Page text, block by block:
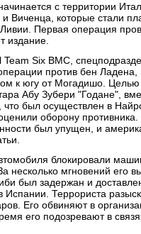
с территории
Виченца, которые стали
Первая операция
издание.
Six ВМС,
против бен Ладена,
к югу от Могадишо. Целью
Абу Зубери "Годане",
был осуществлен в
оборону
был упущен, и
блокировали
несколько мгновений его
был задержан и
Террориста
Его обвиняют в
его подозревают в